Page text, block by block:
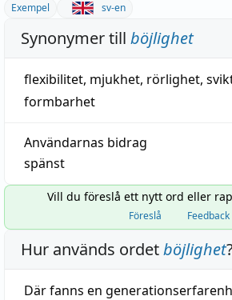
Exempel sv-en
Synonymer till böjlighet
flexibilitet, mjukhet, rörlighet,
formbarhet
Användarnas bidrag
spänst
Vill du föreslå ett nytt ord eller
Föreslå Feedback
Hur används ordetböjlighet
Där fanns en